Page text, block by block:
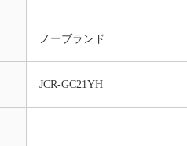
ノーブランド
JCR-GC21YH